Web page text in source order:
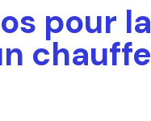
pour la
chauffe